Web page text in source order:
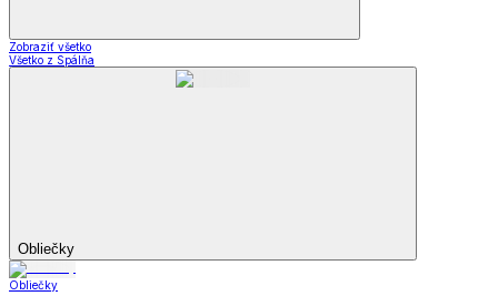
Zobraziť všetko
Všetko z Spálňa
Obliečky
Obliečky